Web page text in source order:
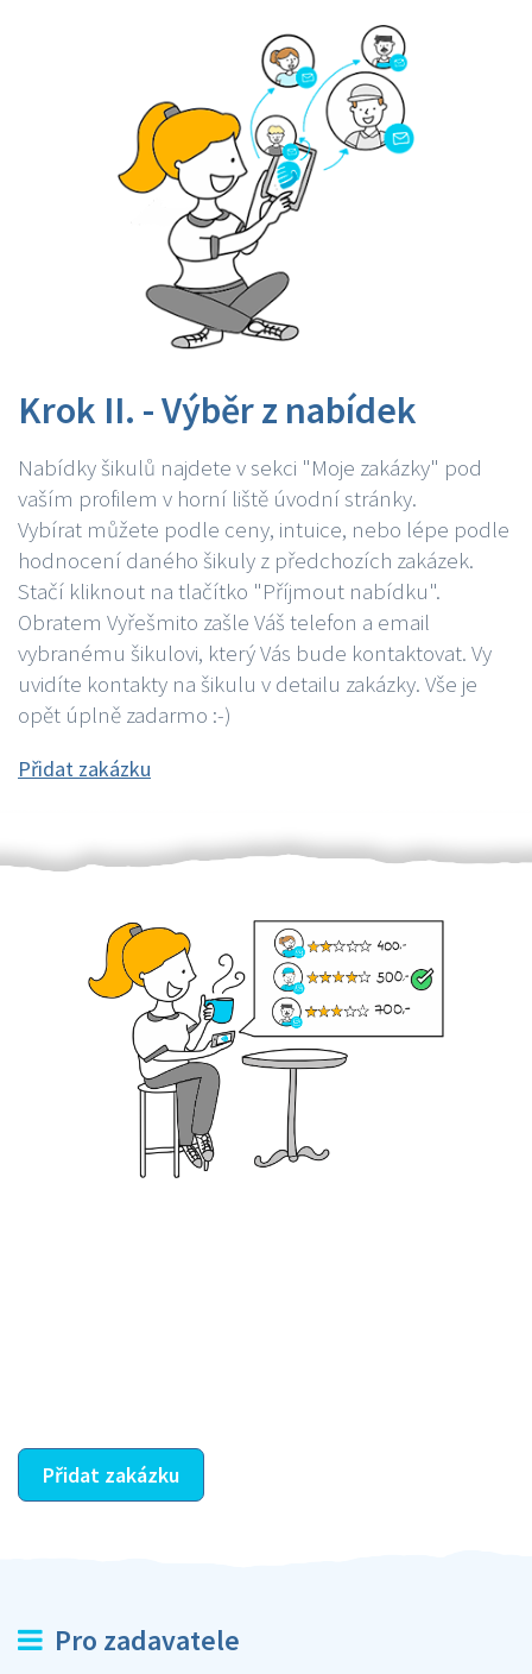
Krok II. - Výběr z nabídek
Nabídky šikulů najdete v sekci "Moje zakázky" pod
vaším profilem v horní liště úvodní stránky.
Vybírat můžete podle ceny, intuice, nebo lépe podle
hodnocení daného šikuly z předchozích zakázek.
Stačí kliknout na tlačítko "Příjmout nabídku".
Obratem Vyřešmito zašle Váš telefon a email
vybranému šikulovi, který Vás bude kontaktovat. Vy
uvidíte kontakty na šikulu v detailu zakázky. Vše je
opět úplně zadarmo :-)
Přidat zakázku
Přidat zakázku
Pro zadavatele